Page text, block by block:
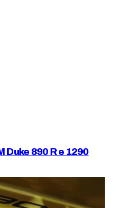
Duke 890 R e 1290